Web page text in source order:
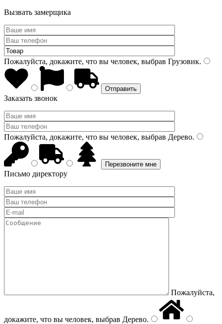
Вызвать замерщика
Пожалуйста, докажите, что вы человек, выбрав Грузовик.
Заказать звонок
Пожалуйста, докажите, что вы человек, выбрав Дерево.
Письмо директору
Пожалуйста,
докажите, что вы человек, выбрав Дерево.